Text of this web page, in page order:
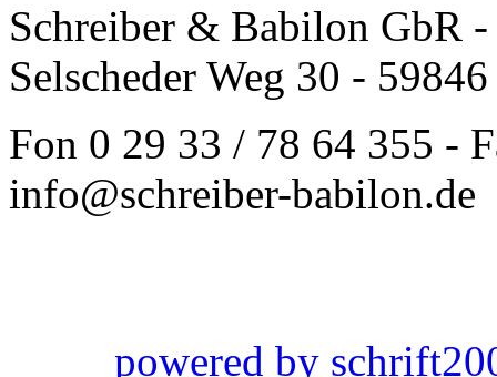
Schreiber & Babilon GbR
Selscheder Weg 30 -
Fon 0 29 33 / 78 64 355 -
info@schreiber-babilon.de
powered by